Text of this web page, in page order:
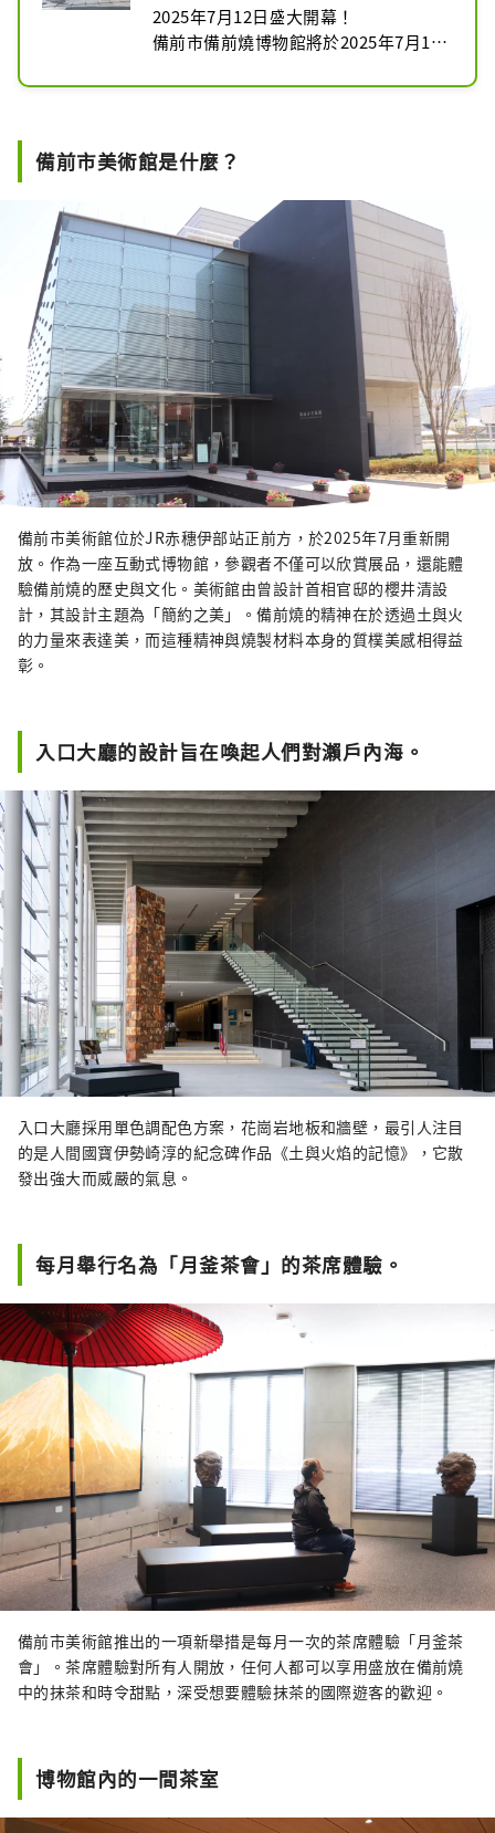
2025年7月12日盛大開幕！
備前市備前燒博物館將於2025年7月12
國內外宣傳備備前燒等現代陶瓷魅力的
賞現場音樂，一邊欣賞夜晚的美術館。
活動時間：2025年10月17日星期五、
10月18日星期六
備前市美術館是什麼？
備前市美術館位於JR赤穗伊部站正前方，於2025年7月重新開
放。作為一座互動式博物館，參觀者不僅可以欣賞展品，還能體
驗備前燒的歷史與文化。美術館由曾設計首相官邸的櫻井清設
計，其設計主題為「簡約之美」。備前燒的精神在於透過土與火
的力量來表達美，而這種精神與燒製材料本身的質樸美感相得益
彰。
入口大廳的設計旨在喚起人們對瀨戶內海。
入口大廳採用單色調配色方案，花崗岩地板和牆壁，最引人注目
的是人間國寶伊勢崎淳的紀念碑作品《土與火焰的記憶》，它散
發出強大而威嚴的氣息。
每月舉行名為「月釜茶會」的茶席體驗。
備前市美術館推出的一項新舉措是每月一次的茶席體驗「月釜茶
會」。茶席體驗對所有人開放，任何人都可以享用盛放在備前燒
中的抹茶和時令甜點，深受想要體驗抹茶的國際遊客的歡迎。
博物館內的一間茶室